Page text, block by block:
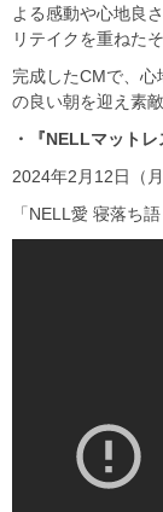
よる感動や心地良
リテイクを重ねたそ
完成したCMで、
の良い朝を迎え素
・『NELLマット
2024年2月12日（
「NELL愛 寝落ち語